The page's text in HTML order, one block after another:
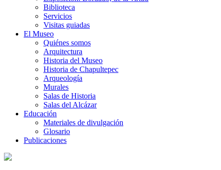
Biblioteca
Servicios
Visitas guiadas
El Museo
Quiénes somos
Arquitectura
Historia del Museo
Historia de Chapultepec
Arqueología
Murales
Salas de Historia
Salas del Alcázar
Educación
Materiales de divulgación
Glosario
Publicaciones